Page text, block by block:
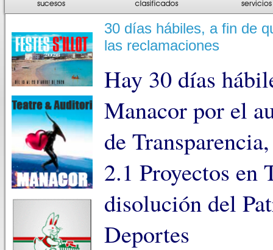
30 días hábiles, a fin de
las reclamaciones
Hay 30 días
Manacor por el
de
2.1 Proyectos
disolución del
Deportes